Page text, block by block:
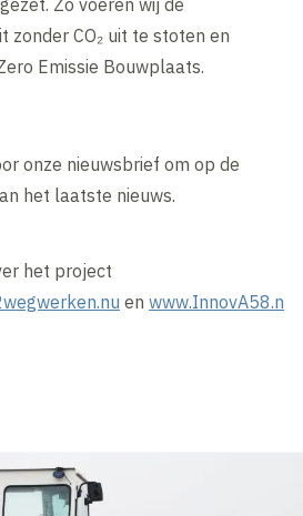
Zo voeren wij de
zonder CO₂ uit te stoten en
Emissie Bouwplaats.
onze nieuwsbrief om op de
het laatste nieuws.
het project
enwww.InnovA58.n